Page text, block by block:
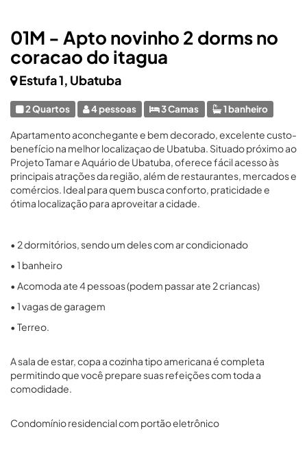
01M - Apto novinho 2 dorms no
coracao do itagua
Estufa 1, Ubatuba
2 Quartos 4 pessoas 3 Camas 1 banheiro
Apartamento aconchegante e bem decorado, excelente custo-
benefício na melhor localizaçao de Ubatuba. Situado próximo ao
Projeto Tamar e Aquário de Ubatuba, oferece fácil acesso às
principais atrações da região, além de restaurantes, mercados e
comércios. Ideal para quem busca conforto, praticidade e
ótima localização para aproveitar a cidade.
• 2 dormitórios, sendo um deles com ar condicionado
• 1 banheiro
• Acomoda ate 4 pessoas (podem passar ate 2 criancas)
• 1 vagas de garagem
• Terreo.
A sala de estar, copa a cozinha tipo americana é completa
permitindo que você prepare suas refeições com toda a
comodidade.
Condomínio residencial com portão eletrônico